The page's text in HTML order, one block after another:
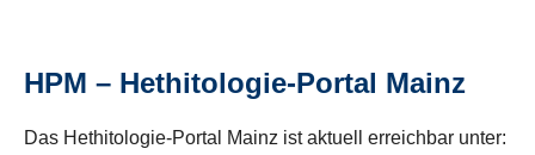
HPM – Hethitologie-Portal Mainz
Das Hethitologie-Portal Mainz ist aktuell erreichbar unter: